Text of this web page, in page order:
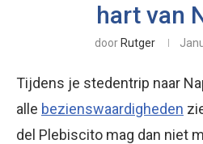
hart van
door Rutger
Tijdens je stedentrip naar
alle bezienswaardigheden
del Plebiscito mag dan niet